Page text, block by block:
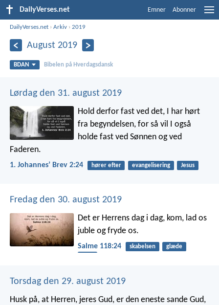
DailyVerses.net Emner Abonner
DailyVerses.net ›Arkiv ›2019
August 2019
BDAN Bibelen på Hverdagsdansk
Lørdag den 31. august 2019
Hold derfor fast ved det, I har hørt
fra begyndelsen, for så vil I også
holde fast ved Sønnen og ved
Faderen.
1. Johannesʼ Brev 2:24 hører efter evangelisering Jesus
Fredag den 30. august 2019
Det er Herrens dag i dag, kom, lad os
juble og fryde os.
Salme 118:24 skabelsen
glæde
Torsdag den 29. august 2019
Husk på, at Herren, jeres Gud, er den eneste sande Gud,